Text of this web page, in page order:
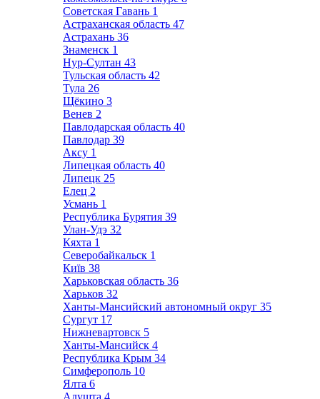
Советская Гавань 1
Астраханская область 47
Астрахань 36
Знаменск 1
Нур-Султан 43
Тульская область 42
Тула 26
Щёкино 3
Венев 2
Павлодарская область 40
Павлодар 39
Аксу 1
Липецкая область 40
Липецк 25
Елец 2
Усмань 1
Республика Бурятия 39
Улан-Удэ 32
Кяхта 1
Северобайкальск 1
Київ 38
Харьковская область 36
Харьков 32
Ханты-Мансийский автономный округ 35
Сургут 17
Нижневартовск 5
Ханты-Мансийск 4
Республика Крым 34
Симферополь 10
Ялта 6
Алушта 4